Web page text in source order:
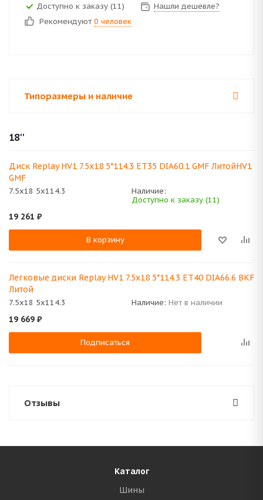
Доступно к заказу (11)
Нашли дешевле?
Рекомендуют 0 человек
Типоразмеры и наличие
18''
Диск Replay HV1 7.5x18 5*114.3 ET35 DIA60.1 GMF ЛитойHV1
GMF
7.5x18 5x114.3
Наличие:
Доступно к заказу (11)
19 261 ₽
В корзину
Легковые диски Replay HV1 7.5x18 5*114.3 ET40 DIA66.6 BKF
Литой
7.5x18 5x114.3 Наличие: Нет в наличии
19 669 ₽
Подписаться
Отзывы
Каталог
Шины